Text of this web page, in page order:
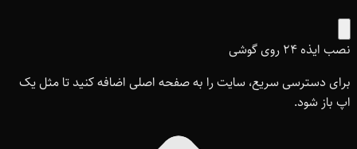
نصب ایذه ۲۴ روی گوشی
برای دسترسی سریع، سایت را به صفحه اصلی اضافه کنید تا مثل یک
اپ باز شود.